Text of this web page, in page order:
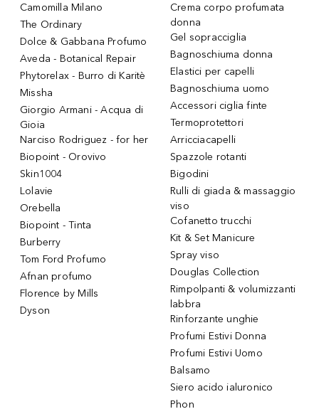
Camomilla Milano
The Ordinary
Dolce & Gabbana Profumo
Aveda - Botanical Repair
Phytorelax - Burro di Karitè
Missha
Giorgio Armani - Acqua di
Gioia
Narciso Rodriguez - for her
Biopoint - Orovivo
Skin1004
Lolavie
Orebella
Biopoint - Tinta
Burberry
Tom Ford Profumo
Afnan profumo
Florence by Mills
Dyson
Crema corpo profumata
donna
Gel sopracciglia
Bagnoschiuma donna
Elastici per capelli
Bagnoschiuma uomo
Accessori ciglia finte
Termoprotettori
Arricciacapelli
Spazzole rotanti
Bigodini
Rulli di giada & massaggio
viso
Cofanetto trucchi
Kit & Set Manicure
Spray viso
Douglas Collection
Rimpolpanti & volumizzanti
labbra
Rinforzante unghie
Profumi Estivi Donna
Profumi Estivi Uomo
Balsamo
Siero acido ialuronico
Phon